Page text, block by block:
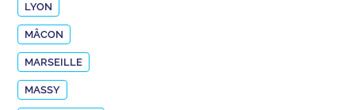
LYON
MÂCON
MARSEILLE
MASSY